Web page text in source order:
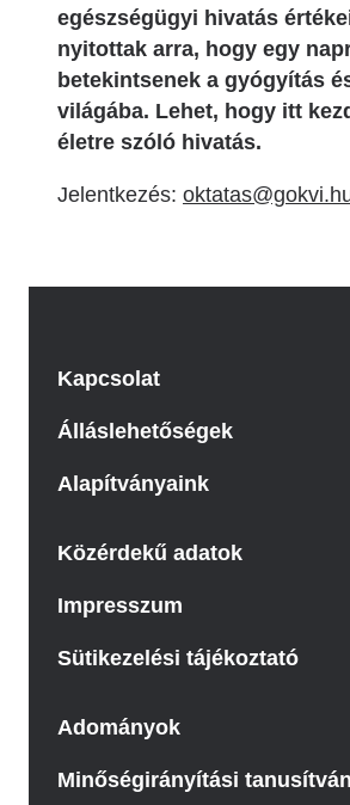
egészségügyi hivatás
nyitottak arra, hogy egy
betekintsenek a gyógyítás
világába. Lehet, hogy itt
életre szóló hivatás.
Jelentkezés:
Kapcsolat
Álláslehetőségek
Alapítványaink
Közérdekű adatok
Impresszum
Sütikezelési tájékoztató
Adományok
Minőségirányítási